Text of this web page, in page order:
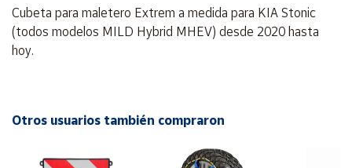
Área
vendedor
Área
cliente
Cubeta para maletero Extrem a medida para KIA Stonic
(todos modelos MILD Hybrid MHEV) desde 2020 hasta
hoy.
Otros usuarios también compraron